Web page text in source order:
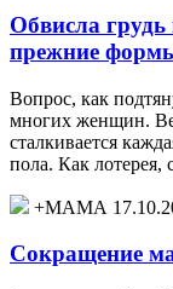
Обвисла грудь
прежние
Вопрос, как
многих женщин.
сталкивается
пола. Как лотерея,
+МАМА
Сокращение